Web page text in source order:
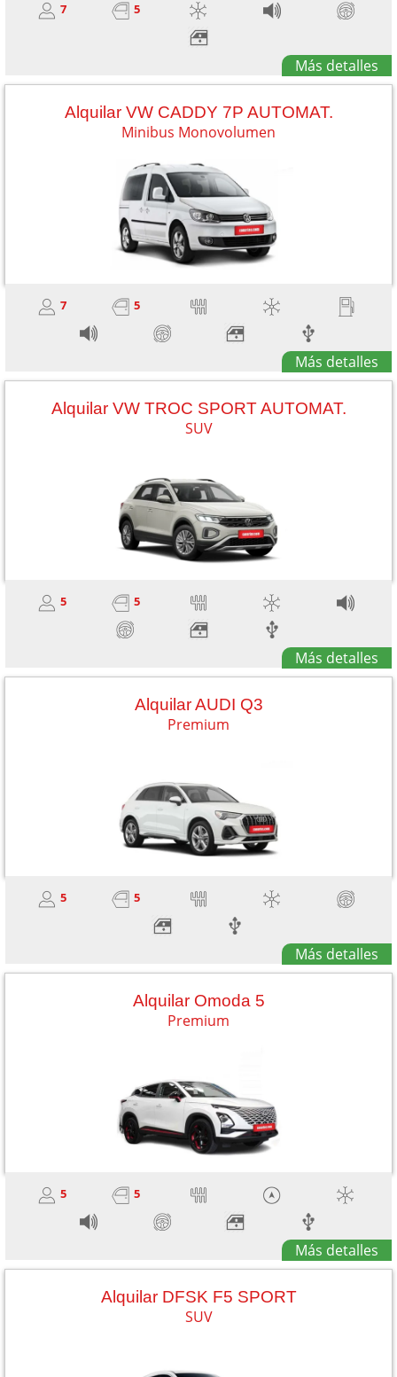
7 5
Más detalles
Alquilar VW CADDY 7P AUTOMAT.
Minibus Monovolumen
7 5
Más detalles
Alquilar VW TROC SPORT AUTOMAT.
SUV
5 5
Más detalles
Alquilar AUDI Q3
Premium
5 5
Más detalles
Alquilar Omoda 5
Premium
5 5
Más detalles
Alquilar DFSK F5 SPORT
SUV